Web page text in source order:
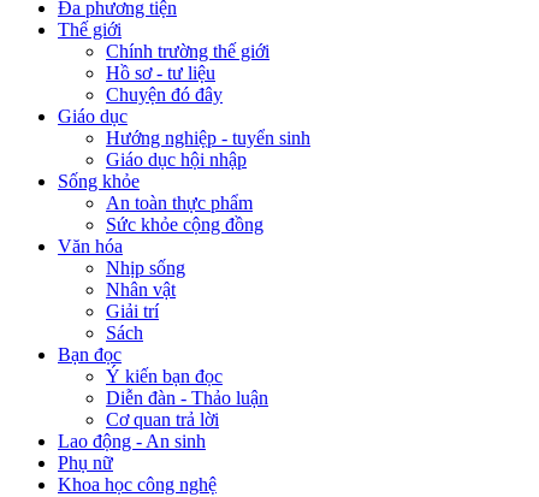
Đa phương tiện
Thế giới
Chính trường thế giới
Hồ sơ - tư liệu
Chuyện đó đây
Giáo dục
Hướng nghiệp - tuyển sinh
Giáo dục hội nhập
Sống khỏe
An toàn thực phẩm
Sức khỏe cộng đồng
Văn hóa
Nhịp sống
Nhân vật
Giải trí
Sách
Bạn đọc
Ý kiến bạn đọc
Diễn đàn - Thảo luận
Cơ quan trả lời
Lao động - An sinh
Phụ nữ
Khoa học công nghệ